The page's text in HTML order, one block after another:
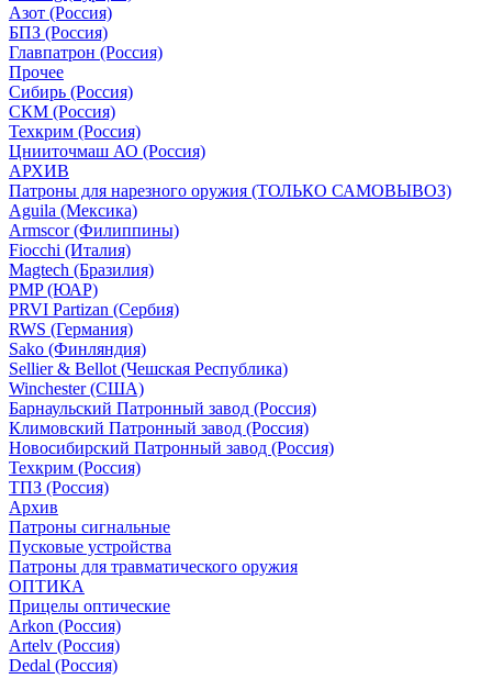
Азот (Россия)
БПЗ (Россия)
Главпатрон (Россия)
Прочее
Сибирь (Россия)
СКМ (Россия)
Техкрим (Россия)
Цнииточмаш АО (Россия)
АРХИВ
Патроны для нарезного оружия (ТОЛЬКО САМОВЫВОЗ)
Aguila (Мексика)
Armscor (Филиппины)
Fiocchi (Италия)
Magtech (Бразилия)
PMP (ЮАР)
PRVI Partizan (Сербия)
RWS (Германия)
Sako (Финляндия)
Sellier & Bellot (Чешская Республика)
Winchester (США)
Барнаульский Патронный завод (Россия)
Климовский Патронный завод (Россия)
Новосибирский Патронный завод (Россия)
Техкрим (Россия)
ТПЗ (Россия)
Архив
Патроны сигнальные
Пусковые устройства
Патроны для травматического оружия
ОПТИКА
Прицелы оптические
Arkon (Россия)
Artelv (Россия)
Dedal (Россия)